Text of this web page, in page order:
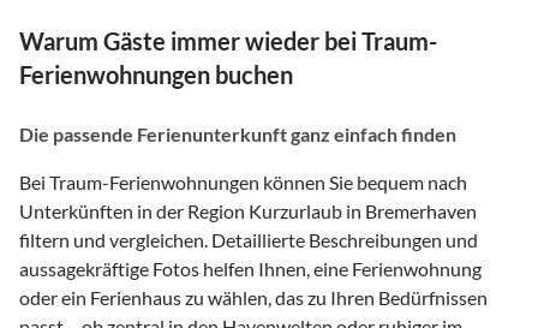
Warum Gäste immer wieder bei Traum-
Ferienwohnungen buchen
Die passende Ferienunterkunft ganz einfach finden
Bei Traum-Ferienwohnungen können Sie bequem nach
Unterkünften in der Region Kurzurlaub in Bremerhaven
filtern und vergleichen. Detaillierte Beschreibungen und
aussagekräftige Fotos helfen Ihnen, eine Ferienwohnung
oder ein Ferienhaus zu wählen, das zu Ihren Bedürfnissen